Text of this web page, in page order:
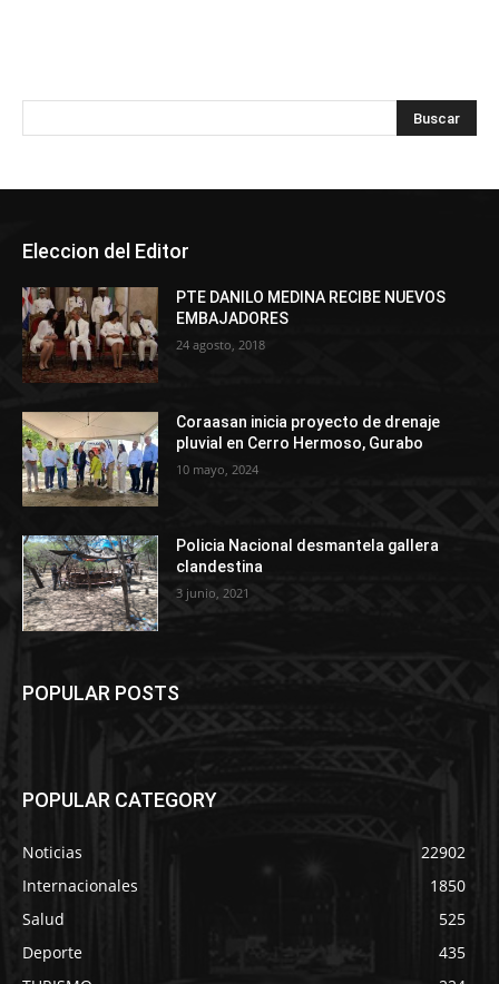
Eleccion del Editor
PTE DANILO MEDINA RECIBE NUEVOS
EMBAJADORES
24 agosto, 2018
Coraasan inicia proyecto de drenaje
pluvial en Cerro Hermoso, Gurabo
10 mayo, 2024
Policia Nacional desmantela gallera
clandestina
3 junio, 2021
POPULAR POSTS
POPULAR CATEGORY
Noticias
22902
Internacionales
1850
Salud
525
Deporte
435